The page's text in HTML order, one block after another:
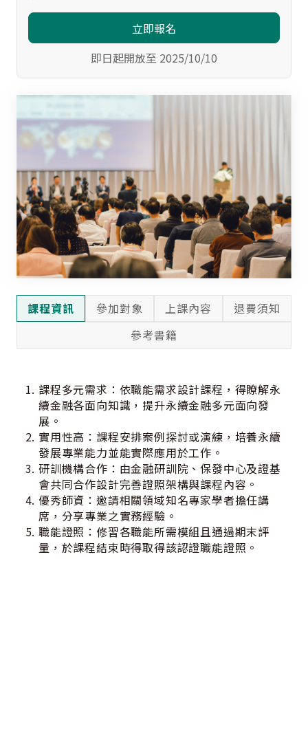
立即報名
即日起開放至 2025/10/10
課程資訊 參加對象 上課內容
退費須知
參考書籍
課程多元需求：依職能需求設計課程，得瞭解永
續金融各面向知識，提升永續金融多元面向發
展。
實用性高：課程安排案例探討或演練，培養永續
發展專業能力並能實際應用於工作。
研訓機構合作：由金融研訓院、保發中心及證基
會共同合作設計完善證照架構與課程內容。
優秀師資：邀請相關領域知名專家學者擔任講
席，分享專業之實務經驗。
職能證照：修習各職能所需模組且通過期末評
量，於課程結束時得取得該認證職能證照。